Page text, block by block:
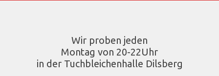
Wir proben jeden
Montag von 20-22Uhr
in der Tuchbleichenhalle Dilsberg